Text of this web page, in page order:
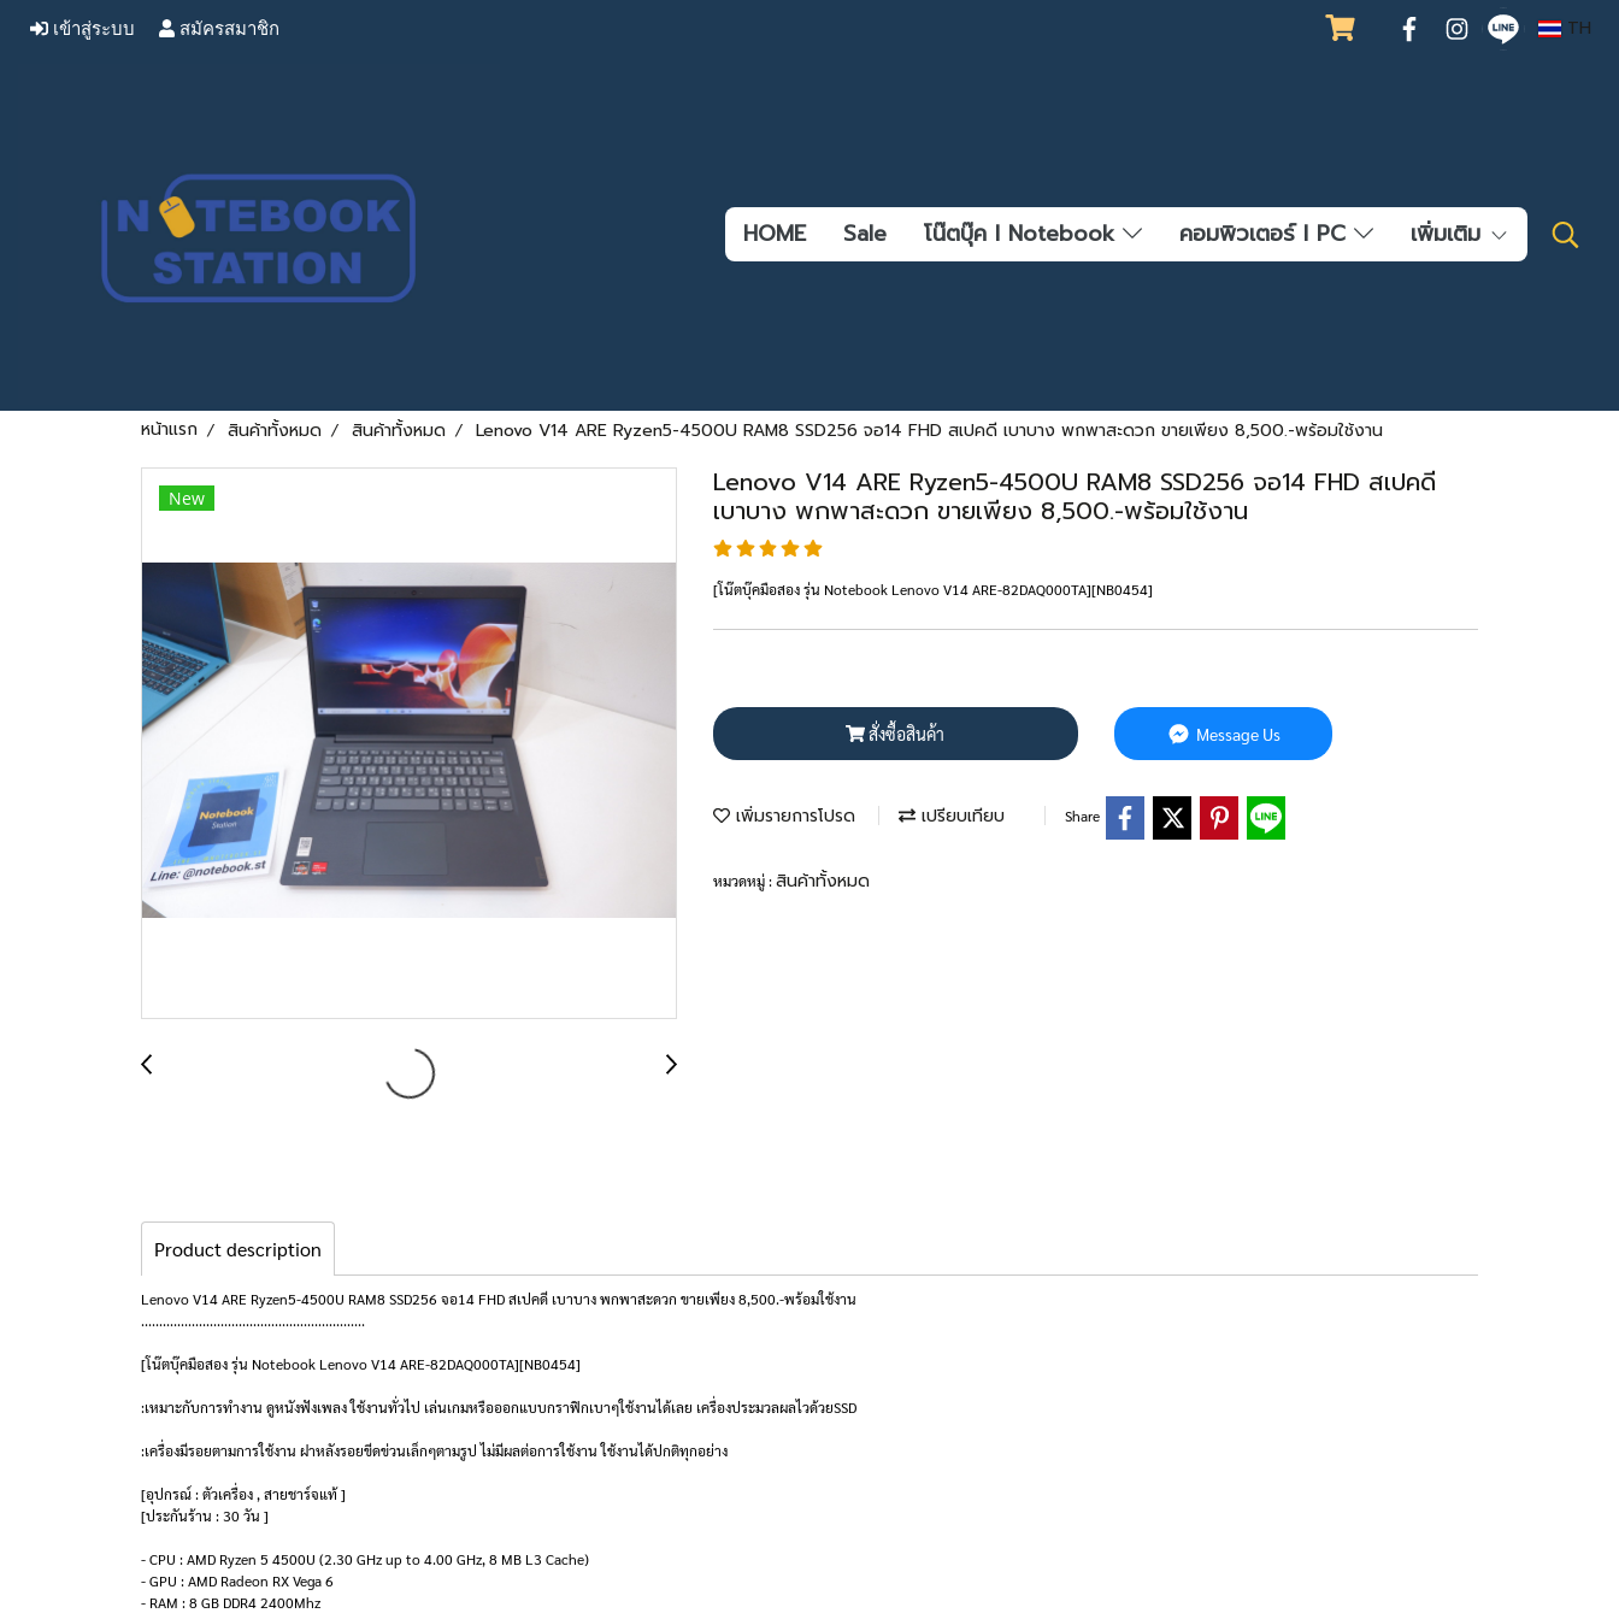
เข้าสู่ระบบ สมัครสมาชิก TH
HOME Sale โน๊ตบุ๊ค l Notebook คอมพิวเตอร์ l PC เพิ่มเติม
หน้าแรก สินค้าทั้งหมด สินค้าทั้งหมด Lenovo V14 ARE Ryzen5-4500U RAM8 SSD256 จอ14 FHD สเปคดี เบาบาง พกพาสะดวก ขายเพียง 8,500.-พร้อมใช้งาน
New
Lenovo V14 ARE Ryzen5-4500U RAM8 SSD256 จอ14 FHD สเปคดี
เบาบาง พกพาสะดวก ขายเพียง 8,500.-พร้อมใช้งาน
[โน๊ตบุ๊คมือสอง รุ่น Notebook Lenovo V14 ARE-82DAQ000TA][NB0454]
สั่งซื้อสินค้า Message Us
เพิ่มรายการโปรด เปรียบเทียบ Share
หมวดหมู่ :สินค้าทั้งหมด
Product description
Lenovo V14 ARE Ryzen5-4500U RAM8 SSD256 จอ14 FHD สเปคดี เบาบาง พกพาสะดวก ขายเพียง 8,500.-พร้อมใช้งาน
..............................................................
[โน๊ตบุ๊คมือสอง รุ่น Notebook Lenovo V14 ARE-82DAQ000TA][NB0454]
:เหมาะกับการทำงาน ดูหนังฟังเพลง ใช้งานทั่วไป เล่นเกมหรือออกแบบกราฟิกเบาๆใช้งานได้เลย เครื่องประมวลผลไวด้วยSSD
:เครื่องมีรอยตามการใช้งาน ฝาหลังรอยขีดข่วนเล็กๆตามรูป ไม่มีผลต่อการใช้งาน ใช้งานได้ปกติทุกอย่าง
[อุปกรณ์ : ตัวเครื่อง , สายชาร์จแท้ ]
[ประกันร้าน : 30 วัน ]
- CPU : AMD Ryzen 5 4500U (2.30 GHz up to 4.00 GHz, 8 MB L3 Cache)
- GPU : AMD Radeon RX Vega 6
- RAM : 8 GB DDR4 2400Mhz